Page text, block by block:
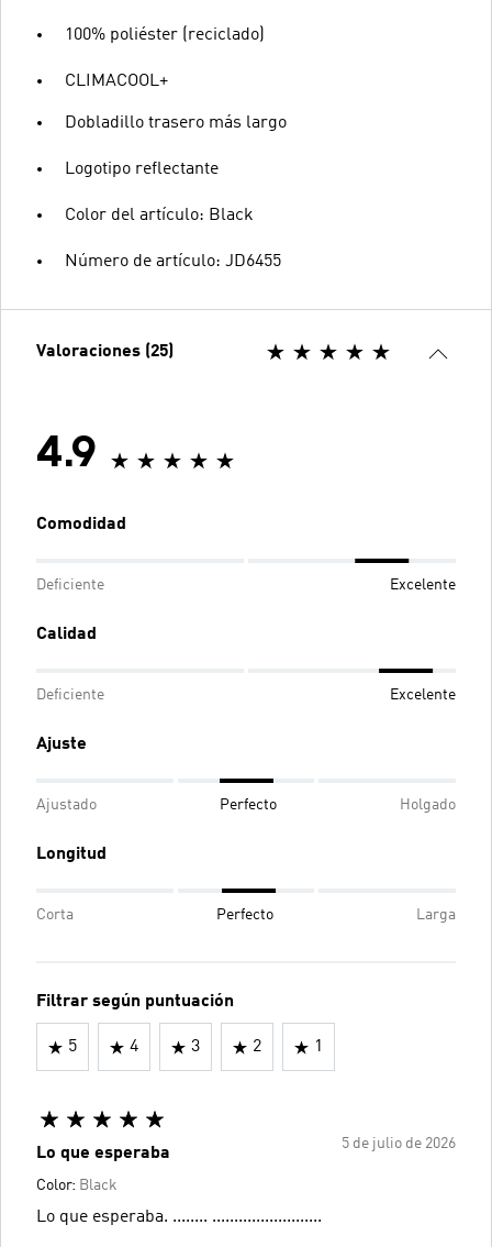
100% poliéster (reciclado)
CLIMACOOL+
Dobladillo trasero más largo
Logotipo reflectante
Color del artículo: Black
Número de artículo: JD6455
Valoraciones (25)
4.9
Comodidad
Deficiente Excelente
Calidad
Deficiente Excelente
Ajuste
Ajustado Perfecto Holgado
Longitud
Corta Perfecto Larga
Filtrar según puntuación
5 4 3 2 1
5 de julio de 2026
Lo que esperaba
Color: Black
Lo que esperaba. ........ .........................